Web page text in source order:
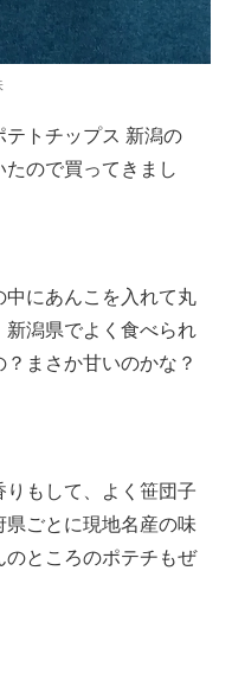
トチップス 新潟の
ので買ってきまし
にあんこを入れて丸
潟県でよく食べられ
まさか甘いのかな？
もして、よく笹団子
ごとに現地名産の味
ところのポテチもぜ